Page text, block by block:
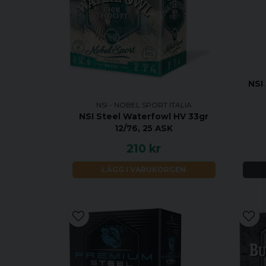
NSI - NOBEL SPORT ITALIA
NSI Steel Waterfowl HV 33gr
12/76, 25 ASK
210 kr
LÄGG I VARUKORGEN